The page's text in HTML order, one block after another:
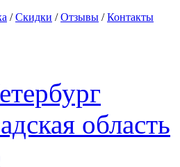
/Скидки /Отзывы /Контакты
область